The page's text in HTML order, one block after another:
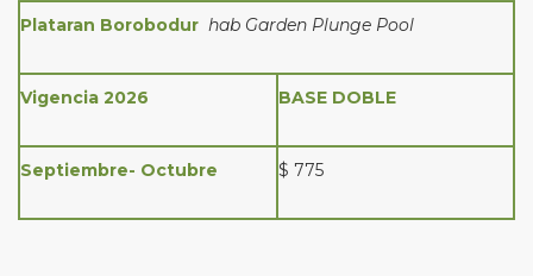
Plataran Borobodur hab Garden Plunge Pool
Vigencia 2026 BASE DOBLE
Septiembre- Octubre $ 775